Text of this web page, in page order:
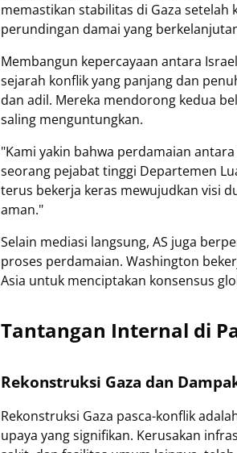
memastikan stabilitas di Gaza
perundingan damai yang
Membangun kepercayaan antara
sejarah konflik yang panjang dan
dan adil. Mereka mendorong kedua
saling menguntungkan.
"Kami yakin bahwa perdamaian
seorang pejabat tinggi Departemen
terus bekerja keras mewujudkan visi
aman."
Selain mediasi langsung, AS juga
proses perdamaian. Washington
Asia untuk menciptakan konsensus
Tantangan Internal di
Rekonstruksi Gaza dan
Rekonstruksi Gaza pasca-konflik
upaya yang signifikan. Kerusakan